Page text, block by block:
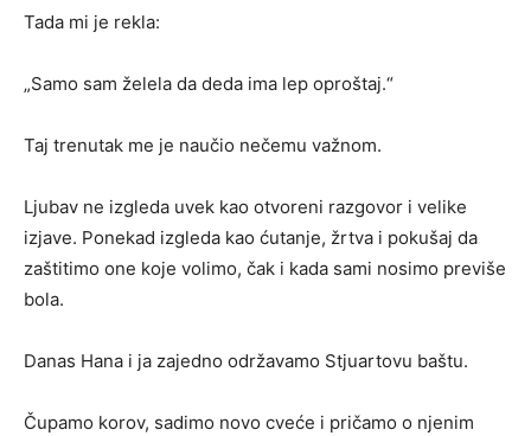
Tada mi je rekla:
„Samo sam želela da deda ima lep oproštaj.“
Taj trenutak me je naučio nečemu važnom.
Ljubav ne izgleda uvek kao otvoreni razgovor i velike
izjave. Ponekad izgleda kao ćutanje, žrtva i pokušaj da
zaštitimo one koje volimo, čak i kada sami nosimo previše
bola.
Danas Hana i ja zajedno održavamo Stjuartovu baštu.
Čupamo korov, sadimo novo cveće i pričamo o njenim